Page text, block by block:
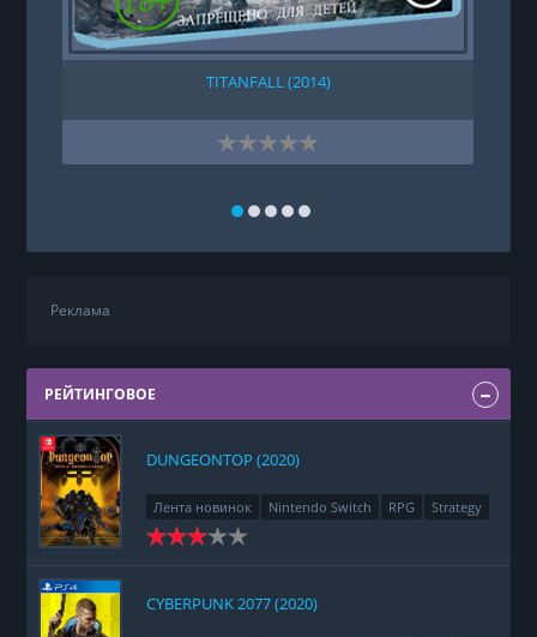
TITANFALL (2014)
Реклама
РЕЙТИНГОВОЕ
DUNGEONTOP (2020)
Лента новинок Nintendo Switch RPG Strategy
CYBERPUNK 2077 (2020)